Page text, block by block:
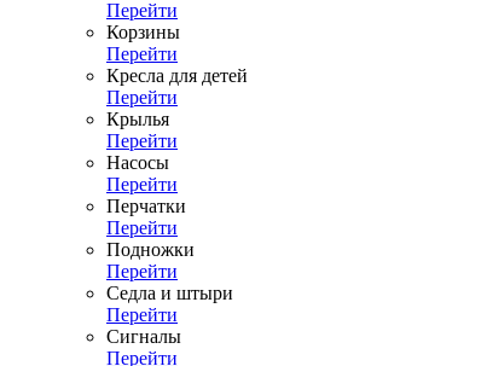
Перейти
Корзины
Перейти
Кресла для детей
Перейти
Крылья
Перейти
Насосы
Перейти
Перчатки
Перейти
Подножки
Перейти
Седла и штыри
Перейти
Сигналы
Перейти